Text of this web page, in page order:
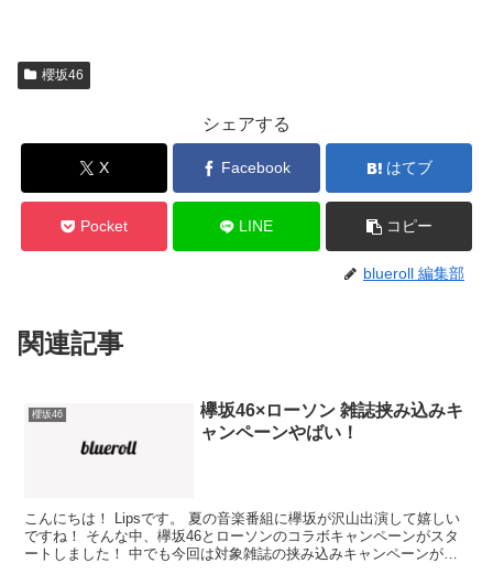
櫻坂46
シェアする
X Facebook はてブ
Pocket LINE コピー
blueroll 編集部
関連記事
櫻坂46
欅坂46×ローソン 雑誌挟み込みキ
ャンペーンやばい！
こんにちは！ Lipsです。 夏の音楽番組に欅坂が沢山出演して嬉しい
ですね！ そんな中、欅坂46とローソンのコラボキャンペーンがスタ
ートしました！ 中でも今回は対象雑誌の挟み込みキャンペーンが実